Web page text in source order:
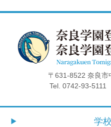
〒631-8522 奈良市
Tel. 0742-93-
学